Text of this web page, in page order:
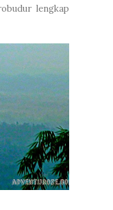
lengkap